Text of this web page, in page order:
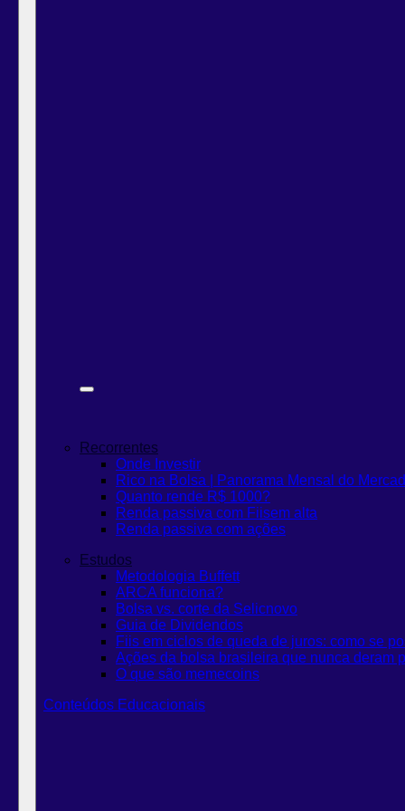
Recorrentes
Onde Investir
Rico na Bolsa | Panorama Mensal do
Quanto rende R$ 1000?
Renda passiva com Fiisem alta
Renda passiva com ações
Estudos
Metodologia Buffett
ARCA funciona?
Bolsa vs. corte da Selicnovo
Guia de Dividendos
Fiis em ciclos de queda de juros: como se
Ações da bolsa brasileira que nunca deram
O que são memecoins
Conteúdos Educacionais